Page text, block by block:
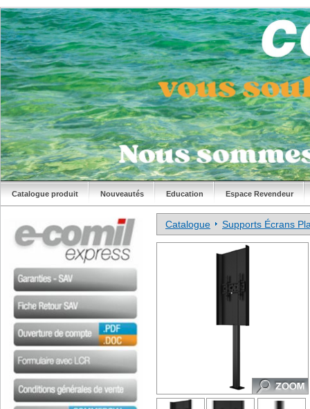
Catalogue produit Nouveautés Education Espace Revendeur
Catalogue Supports Écrans